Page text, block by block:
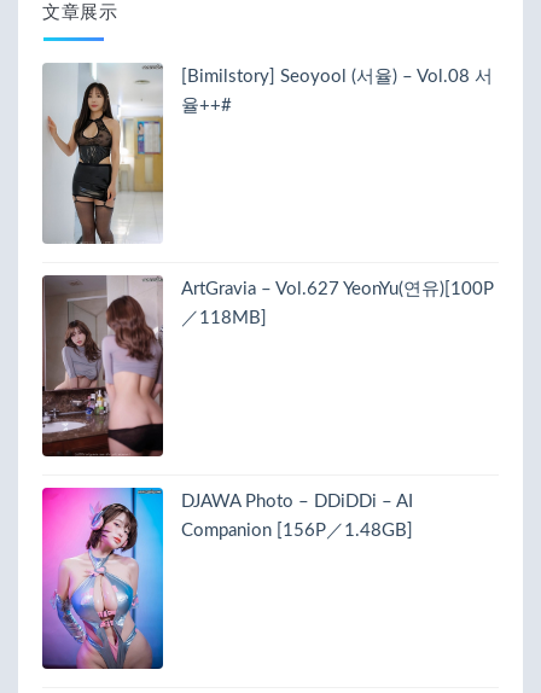
文章展示
[Bimilstory] Seoyool (서율) – Vol.08 서
율++#
ArtGravia – Vol.627 YeonYu(연유)[100P
／118MB]
DJAWA Photo – DDiDDi – AI
Companion [156P／1.48GB]